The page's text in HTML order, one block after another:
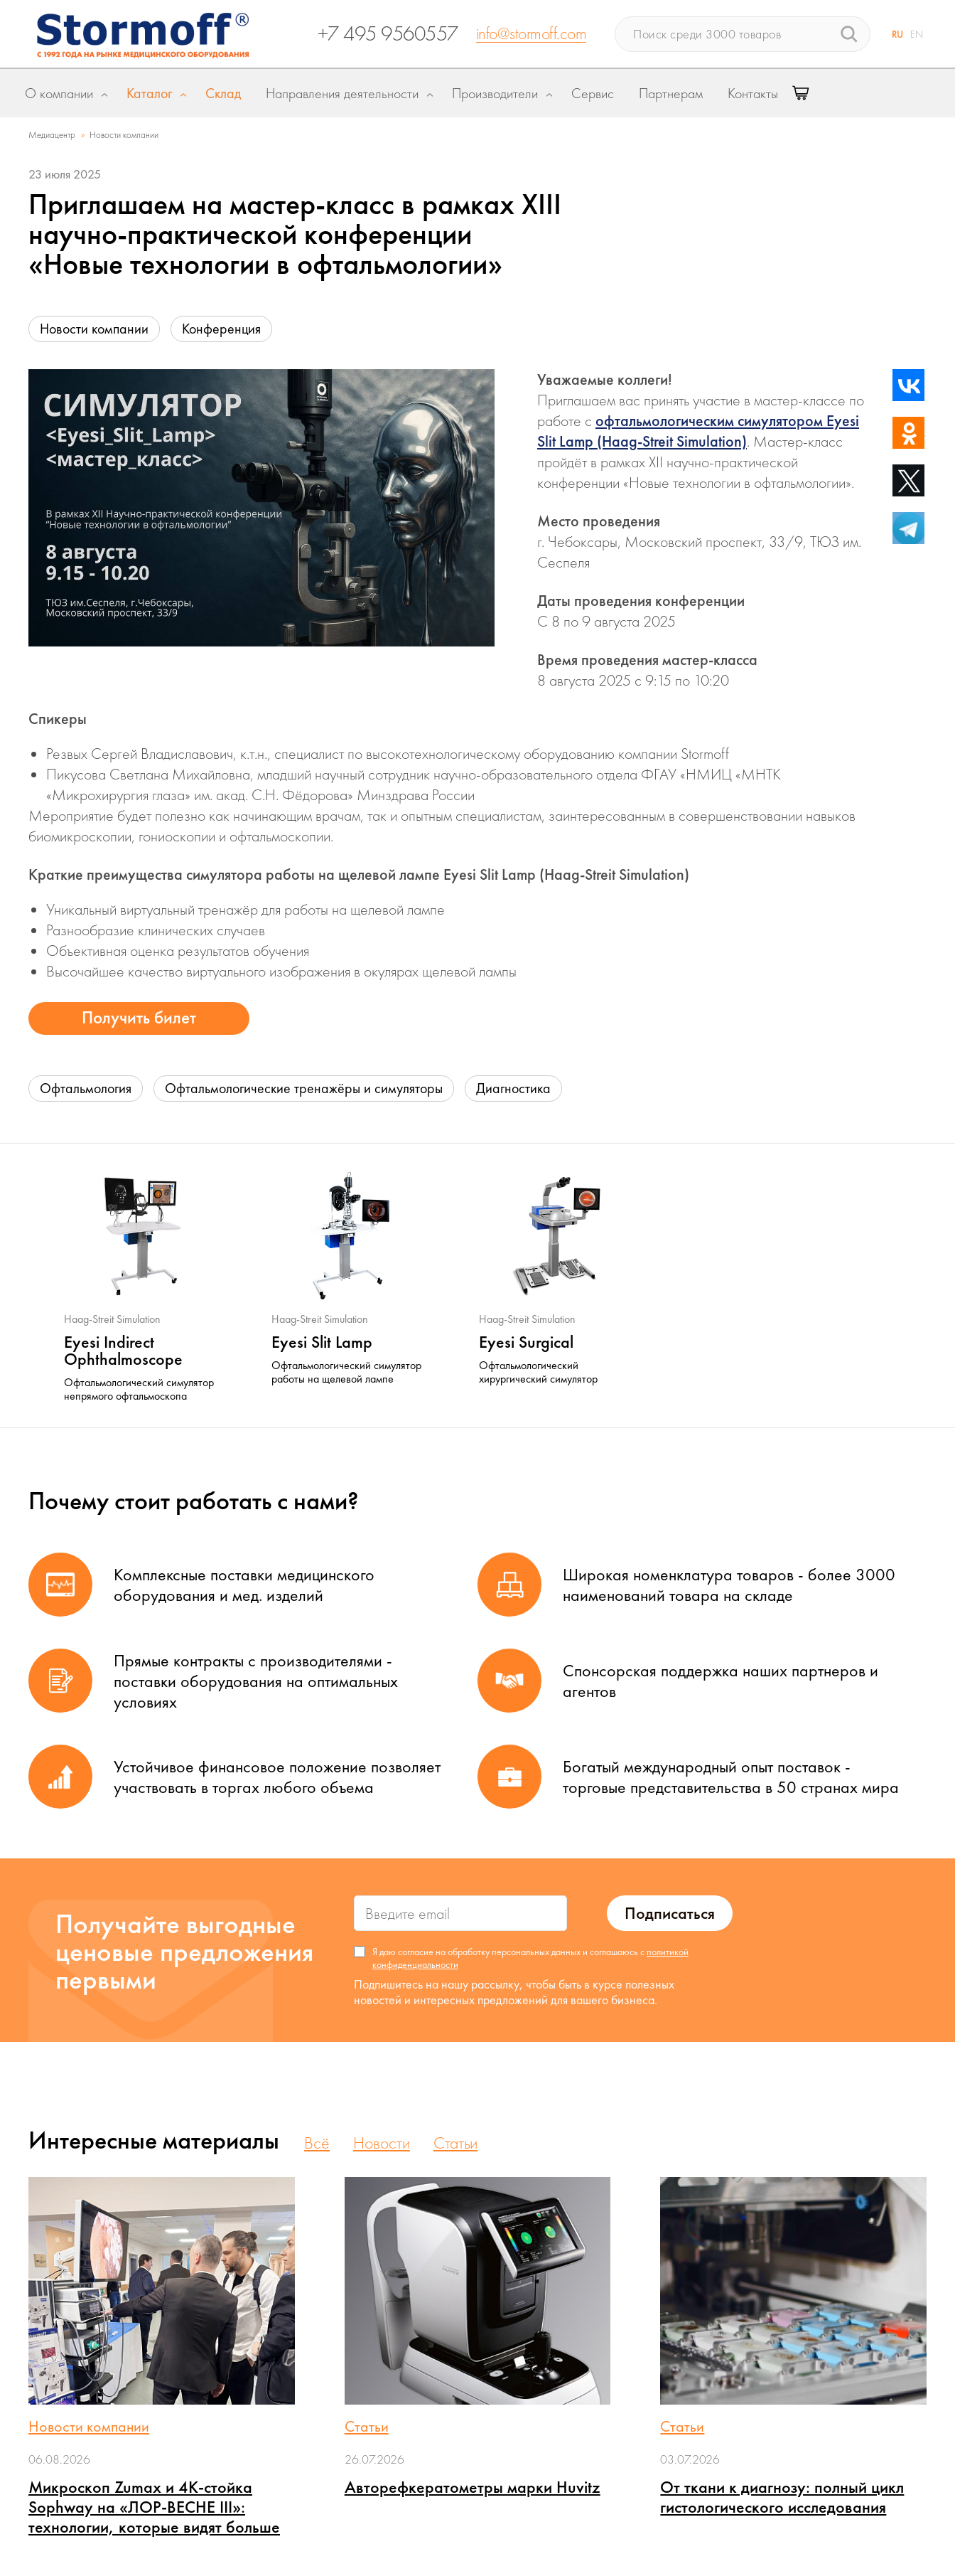
+7 495 9560557 info@stormoff.com RU EN
О компании Каталог Склад Направления деятельности Производители Сервис Партнерам Контакты
Медиацентр » Новости компании
23 июля 2025
Приглашаем на мастер-класс в рамках XIII
научно-практической конференции
«Новые технологии в офтальмологии»
Новости компании Конференция
Уважаемые коллеги!
Приглашаем вас принять участие в мастер-классе по
работе с офтальмологическим симулятором Eyesi
Slit Lamp (Haag-Streit Simulation). Мастер-класс
пройдёт в рамках XII научно-практической
конференции «Новые технологии в офтальмологии».
Место проведения
г. Чебоксары, Московский проспект, 33/9, ТЮЗ им.
Сеспеля
Даты проведения конференции
С 8 по 9 августа 2025
Время проведения мастер-класса
8 августа 2025 с 9:15 по 10:20
Спикеры
Резвых Сергей Владиславович, к.т.н., специалист по высокотехнологическому оборудованию компании Stormoff
Пикусова Светлана Михайловна, младший научный сотрудник научно-образовательного отдела ФГАУ «НМИЦ «МНТК
«Микрохирургия глаза» им. акад. С.Н. Фёдорова» Минздрава России
Мероприятие будет полезно как начинающим врачам, так и опытным специалистам, заинтересованным в совершенствовании навыков
биомикроскопии, гониоскопии и офтальмоскопии.
Краткие преимущества симулятора работы на щелевой лампе Eyesi Slit Lamp (Haag-Streit Simulation)
Уникальный виртуальный тренажёр для работы на щелевой лампе
Разнообразие клинических случаев
Объективная оценка результатов обучения
Высочайшее качество виртуального изображения в окулярах щелевой лампы
Получить билет
Офтальмология Офтальмологические тренажёры и симуляторы Диагностика
Haag-Streit Simulation
Eyesi Indirect
Ophthalmoscope
Офтальмологический симулятор
непрямого офтальмоскопа
Haag-Streit Simulation
Eyesi Slit Lamp
Офтальмологический симулятор
работы на щелевой лампе
Haag-Streit Simulation
Eyesi Surgical
Офтальмологический
хирургический симулятор
Почему стоит работать с нами?
Комплексные поставки медицинского
оборудования и мед. изделий
Прямые контракты с производителями -
поставки оборудования на оптимальных
условиях
Устойчивое финансовое положение позволяет
участвовать в торгах любого объема
Широкая номенклатура товаров - более 3000
наименований товара на складе
Спонсорская поддержка наших партнеров и
агентов
Богатый международный опыт поставок -
торговые представительства в 50 странах мира
Получайте выгодные
ценовые предложения
первыми
Подписаться
Я даю согласие на обработку персональных данных и соглашаюсь с политикой
конфиденциальности
Подпишитесь на нашу рассылку, чтобы быть в курсе полезных
новостей и интересных предложений для вашего бизнеса.
Интересные материалы Всё Новости Статьи
Новости компании
06.08.2026
Микроскоп Zumax и 4K-стойка
Sophway на «ЛОР-ВЕСНЕ III»:
технологии, которые видят больше
Статьи
26.07.2026
Авторефкератометры марки Huvitz
Статьи
03.07.2026
От ткани к диагнозу: полный цикл
гистологического исследования